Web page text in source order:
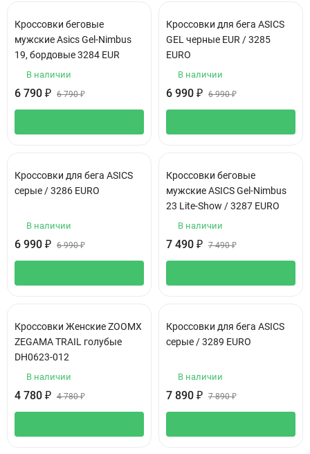
Кроссовки беговые
мужские Asics Gel-Nimbus
19, бордовые 3284 EUR
В наличии
6 790 ₽ 6 790₽
Кроссовки для бега АSIСS
GEL черные EUR / 3285
EURO
В наличии
6 990 ₽ 6 990₽
Кроссовки для бега АSIСS
серые / 3286 EURO
В наличии
6 990 ₽ 6 990₽
Кроссовки беговые
мужские ASICS Gel-Nimbus
23 Lite-Show / 3287 EURO
В наличии
7 490 ₽ 7 490₽
Кроссовки Женские ZOOMX
ZEGAMA TRAIL голубые
DH0623-012
В наличии
4 780 ₽ 4 780₽
Кроссовки для бега АSIСS
серые / 3289 EURO
В наличии
7 890 ₽ 7 890₽